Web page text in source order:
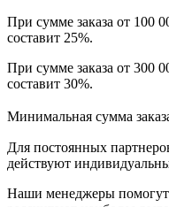
При сумме заказа от 100
составит 25%.
При сумме заказа от 300
составит 30%.
Минимальная сумма
Для постоянных
действуют
Наши менеджеры помогут